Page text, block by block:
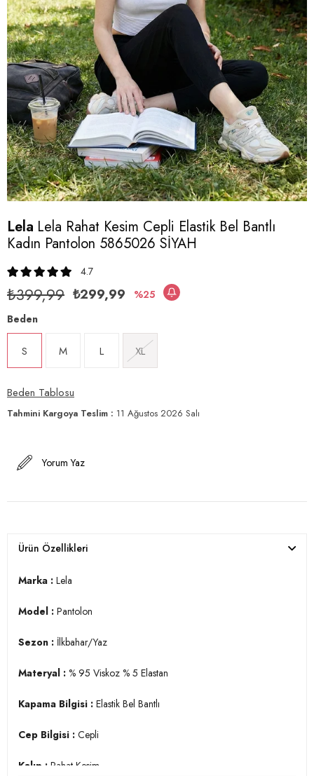
Lela Lela Rahat Kesim Cepli Elastik Bel Bantlı
Kadın Pantolon 5865026 SİYAH
4.7
₺399,99 ₺299,99
25
Beden
S M L XL
Beden Tablosu
Tahmini Kargoya Teslim : 11 Ağustos 2026 Salı
Yorum Yaz
Ürün Özellikleri
Marka : Lela
Model : Pantolon
Sezon : İlkbahar/Yaz
Materyal : % 95 Viskoz % 5 Elastan
Kapama Bilgisi : Elastik Bel Bantlı
Cep Bilgisi : Cepli
Kalıp : Rahat Kesim